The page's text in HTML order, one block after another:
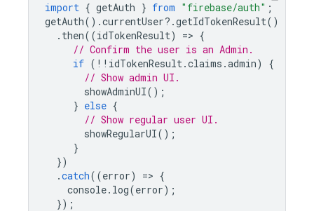
import { getAuth } from "firebase/auth" ;
getAuth().currentUser? .getIdTokenResult()
. then((idTokenResult) => {
// Confirm the user is an Admin.
if ( !! idTokenResult.claims .admin)
{
// Show admin UI.
showAdminUI();
} else {
// Show regular user UI.
showRegularUI();
}
})
.catch((error) => {
console. log(error);
});